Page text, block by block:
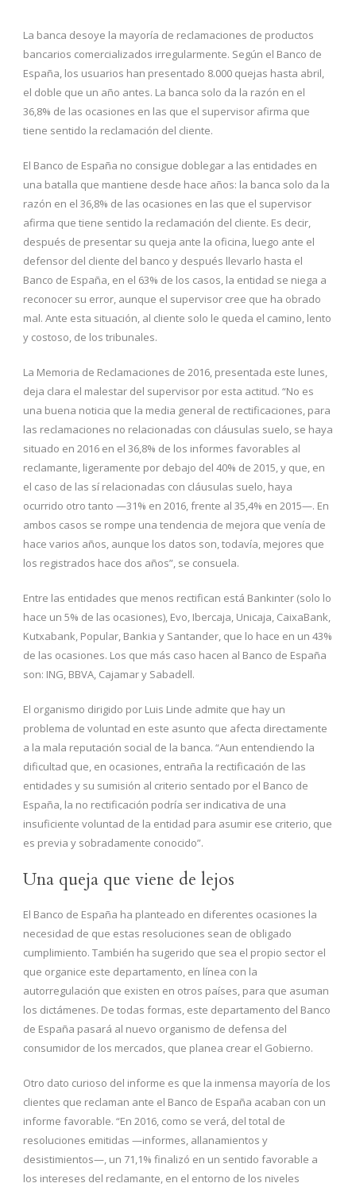
La banca desoye la mayoría de reclamaciones de productos
bancarios comercializados irregularmente. Según el Banco de
España, los usuarios han presentado 8.000 quejas hasta abril,
el doble que un año antes. La banca solo da la razón en el
36,8% de las ocasiones en las que el supervisor afirma que
tiene sentido la reclamación del cliente.
El Banco de España no consigue doblegar a las entidades en
una batalla que mantiene desde hace años: la banca solo da la
razón en el 36,8% de las ocasiones en las que el supervisor
afirma que tiene sentido la reclamación del cliente. Es decir,
después de presentar su queja ante la oficina, luego ante el
defensor del cliente del banco y después llevarlo hasta el
Banco de España, en el 63% de los casos, la entidad se niega a
reconocer su error, aunque el supervisor cree que ha obrado
mal. Ante esta situación, al cliente solo le queda el camino, lento
y costoso, de los tribunales.
La Memoria de Reclamaciones de 2016, presentada este lunes,
deja clara el malestar del supervisor por esta actitud. “No es
una buena noticia que la media general de rectificaciones, para
las reclamaciones no relacionadas con cláusulas suelo, se haya
situado en 2016 en el 36,8% de los informes favorables al
reclamante, ligeramente por debajo del 40% de 2015, y que, en
el caso de las sí relacionadas con cláusulas suelo, haya
ocurrido otro tanto —31% en 2016, frente al 35,4% en 2015—. En
ambos casos se rompe una tendencia de mejora que venía de
hace varios años, aunque los datos son, todavía, mejores que
los registrados hace dos años”, se consuela.
Entre las entidades que menos rectifican está Bankinter (solo lo
hace un 5% de las ocasiones), Evo, Ibercaja, Unicaja, CaixaBank,
Kutxabank, Popular, Bankia y Santander, que lo hace en un 43%
de las ocasiones. Los que más caso hacen al Banco de España
son: ING, BBVA, Cajamar y Sabadell.
El organismo dirigido por Luis Linde admite que hay un
problema de voluntad en este asunto que afecta directamente
a la mala reputación social de la banca. “Aun entendiendo la
dificultad que, en ocasiones, entraña la rectificación de las
entidades y su sumisión al criterio sentado por el Banco de
España, la no rectificación podría ser indicativa de una
insuficiente voluntad de la entidad para asumir ese criterio, que
es previa y sobradamente conocido”.
Una queja que viene de lejos
El Banco de España ha planteado en diferentes ocasiones la
necesidad de que estas resoluciones sean de obligado
cumplimiento. También ha sugerido que sea el propio sector el
que organice este departamento, en línea con la
autorregulación que existen en otros países, para que asuman
los dictámenes. De todas formas, este departamento del Banco
de España pasará al nuevo organismo de defensa del
consumidor de los mercados, que planea crear el Gobierno.
Otro dato curioso del informe es que la inmensa mayoría de los
clientes que reclaman ante el Banco de España acaban con un
informe favorable. “En 2016, como se verá, del total de
resoluciones emitidas —informes, allanamientos y
desistimientos—, un 71,1% finalizó en un sentido favorable a
los intereses del reclamante, en el entorno de los niveles